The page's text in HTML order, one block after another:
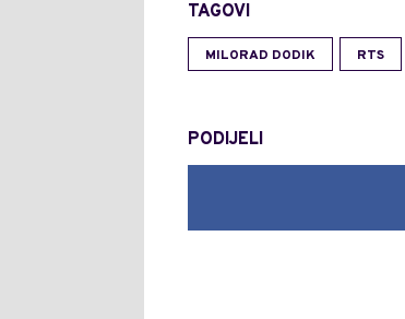
TAGOVI
MILORAD DODIK RTS
PODIJELI